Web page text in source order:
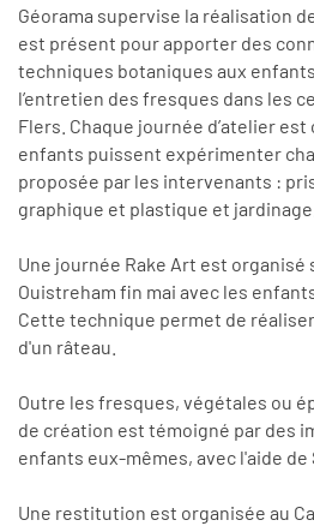
Géorama supervise la réalisation
est présent pour apporter des
techniques botaniques aux
l’entretien des fresques dans les
Flers. Chaque journée d’atelier
enfants puissent expérimenter
proposée par les intervenants :
graphique et plastique et jardinage.
Une journée Rake Art est organisé
Ouistreham fin mai avec les
Cette technique permet de
d'un râteau.
Outre les fresques, végétales ou
de création est témoigné par des
enfants eux-mêmes, avec l'aide de
Une restitution est organisée au